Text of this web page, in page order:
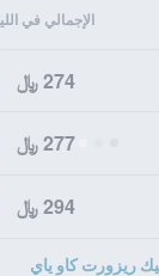
الإجمالي في
274 ﷼
277 ﷼
294 ﷼